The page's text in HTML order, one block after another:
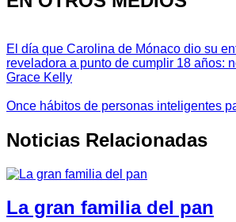
El día que Carolina de Mónaco dio su
reveladora a punto de cumplir 18 años:
Grace Kelly
Once hábitos de personas inteligentes
Noticias Relacionadas
La gran familia del pan